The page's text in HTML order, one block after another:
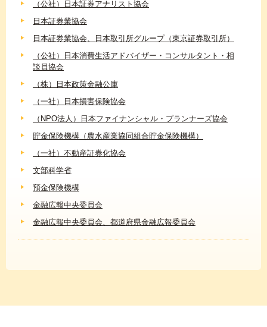
（公社）日本証券アナリスト協会
日本証券業協会
日本証券業協会、日本取引所グループ（東京証券取引所）
（公社）日本消費生活アドバイザー・コンサルタント・相
談員協会
（株）日本政策金融公庫
（一社）日本損害保険協会
（NPO法人）日本ファイナンシャル・プランナーズ協会
貯金保険機構（農水産業協同組合貯金保険機構）
（一社）不動産証券化協会
文部科学省
預金保険機構
金融広報中央委員会
金融広報中央委員会、都道府県金融広報委員会